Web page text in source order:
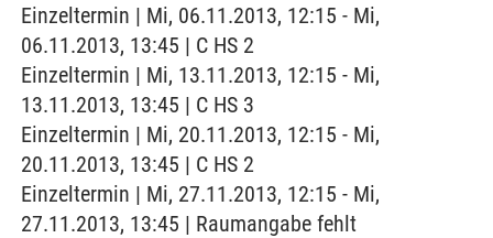
Einzeltermin | Mi, 06.11.2013, 12:15 - Mi,
06.11.2013, 13:45 | C HS 2
Einzeltermin | Mi, 13.11.2013, 12:15 - Mi,
13.11.2013, 13:45 | C HS 3
Einzeltermin | Mi, 20.11.2013, 12:15 - Mi,
20.11.2013, 13:45 | C HS 2
Einzeltermin | Mi, 27.11.2013, 12:15 - Mi,
27.11.2013, 13:45 | Raumangabe fehlt